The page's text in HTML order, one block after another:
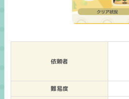
依頼者
難易度